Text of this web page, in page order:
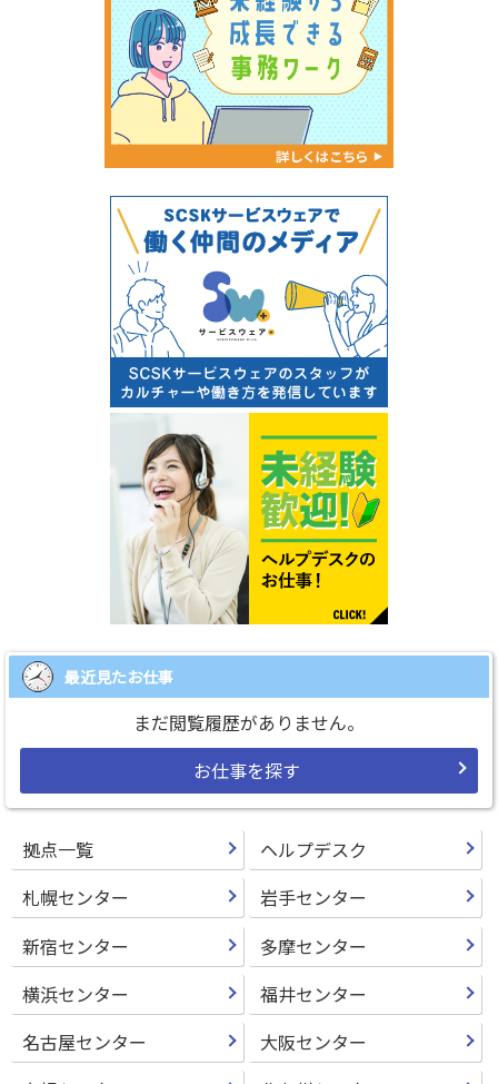
最近見たお仕事
まだ閲覧履歴がありません。
お仕事を探す
拠点一覧
ヘルプデスク
札幌センター
岩手センター
新宿センター
多摩センター
横浜センター
福井センター
名古屋センター
大阪センター